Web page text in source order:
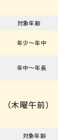
対象年齢
年少〜年中
年中〜年長
（木曜午前）
対象年齢